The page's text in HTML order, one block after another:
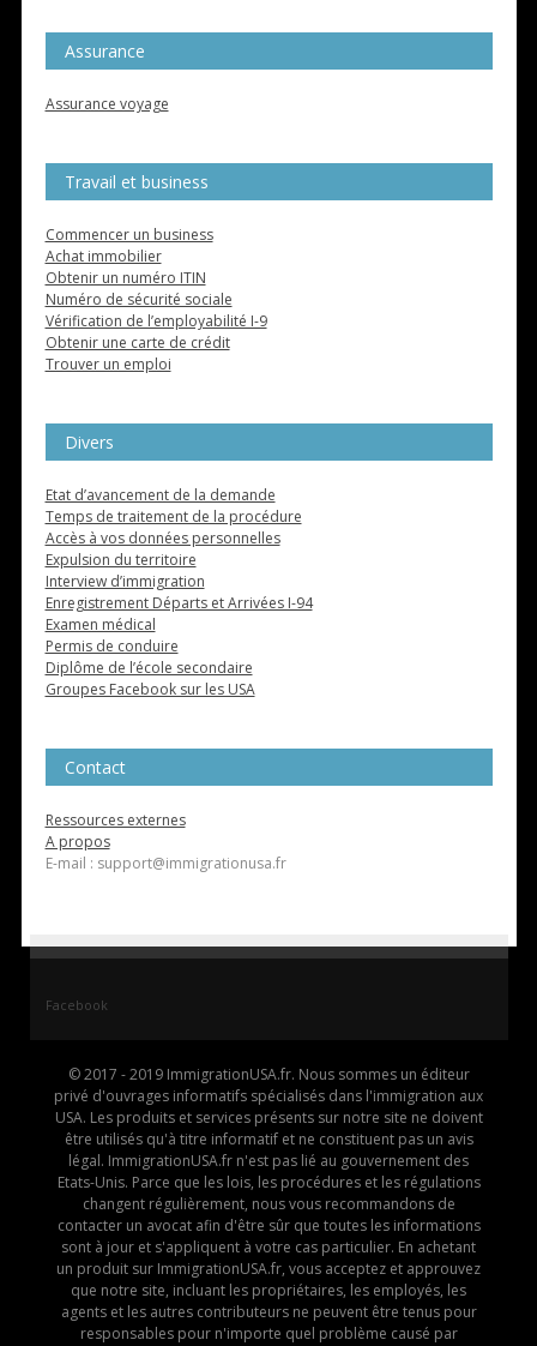
Assurance
Assurance voyage
Travail et business
Commencer un business
Achat immobilier
Obtenir un numéro ITIN
Numéro de sécurité sociale
Vérification de l’employabilité I-9
Obtenir une carte de crédit
Trouver un emploi
Divers
Etat d’avancement de la demande
Temps de traitement de la procédure
Accès à vos données personnelles
Expulsion du territoire
Interview d’immigration
Enregistrement Départs et Arrivées I-94
Examen médical
Permis de conduire
Diplôme de l’école secondaire
Groupes Facebook sur les USA
Contact
Ressources externes
A propos
E-mail : support@immigrationusa.fr
Facebook
© 2017 - 2019 ImmigrationUSA.fr. Nous sommes un éditeur
privé d'ouvrages informatifs spécialisés dans l'immigration aux
USA. Les produits et services présents sur notre site ne doivent
être utilisés qu'à titre informatif et ne constituent pas un avis
légal. ImmigrationUSA.fr n'est pas lié au gouvernement des
Etats-Unis. Parce que les lois, les procédures et les régulations
changent régulièrement, nous vous recommandons de
contacter un avocat afin d'être sûr que toutes les informations
sont à jour et s'appliquent à votre cas particulier. En achetant
un produit sur ImmigrationUSA.fr, vous acceptez et approuvez
que notre site, incluant les propriétaires, les employés, les
agents et les autres contributeurs ne peuvent être tenus pour
responsables pour n'importe quel problème causé par